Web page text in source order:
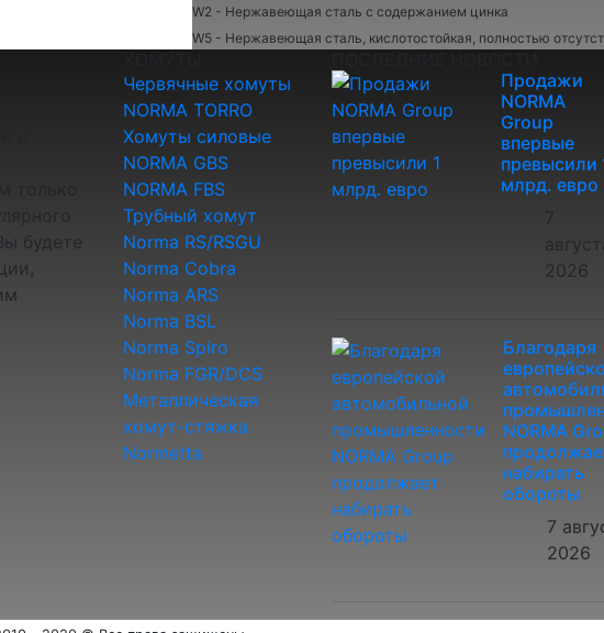
W2 - Нержавеющая сталь с содержанием цинка
W5 - Нержавеющая сталь, кислотостойкая, полностью
будете
Червячные хомуты
NORMA TORRO
Хомуты силовые
NORMA GBS
NORMA FBS
Трубный хомут
Norma RS/RSGU
Norma Cobra
Norma ARS
Norma BSL
Norma Spiro
Norma FGR/DCS
Металлическая
хомут-стяжка
Normetta
Продажи
NORMA
Group
впервые
превысили
млрд. евро
7
2026
Благодаря
NORMA
набирать
обороты
7
2026